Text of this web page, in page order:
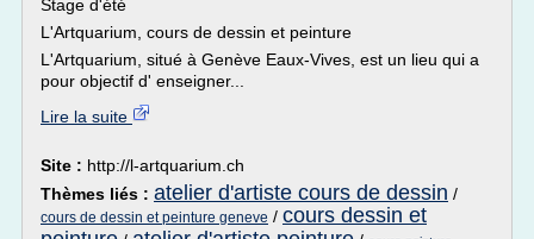
Stage d'été
L'Artquarium, cours de dessin et peinture
L'Artquarium, situé à Genève Eaux-Vives, est un lieu qui a
pour objectif d' enseigner...
Lire la suite
Site : http://l-artquarium.ch
Thèmes liés : atelier d'artiste cours de dessin /
cours de dessin et peinture geneve / cours dessin et